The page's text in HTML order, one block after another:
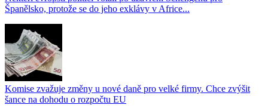
Španělsko, protože se do jeho exklávy v Africe...
Komise zvažuje změny u nové daně pro velké firmy. Chce zvýšit
šance na dohodu o rozpočtu EU